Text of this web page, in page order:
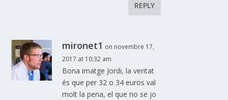
REPLY
mironet1 on novembre 17,
2017 at 10:32 am
Bona imatge Jordi, la veritat
és que per 32 o 34 euros val
molt la pena, el que no se jo